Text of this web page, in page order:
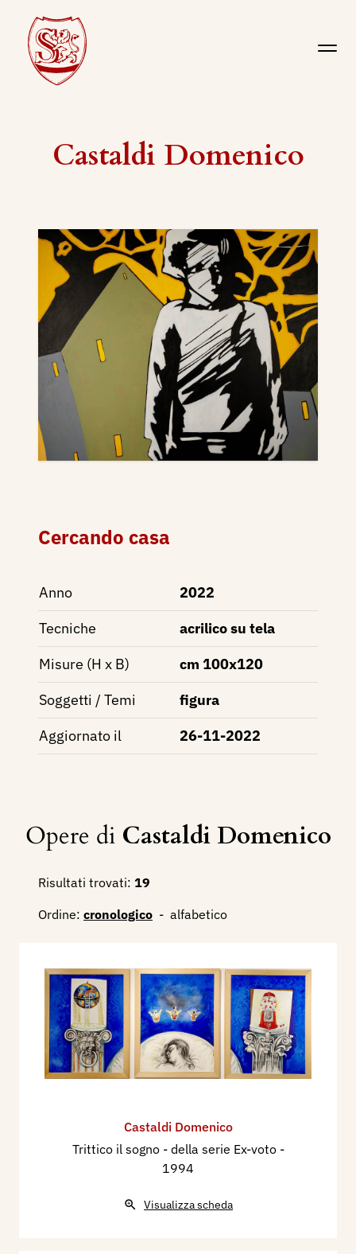
Castaldi Domenico
Cercando casa
Anno
2022
Tecniche
acrilico su tela
Misure (H x B)
cm 100x120
Soggetti / Temi
figura
Aggiornato il
26-11-2022
Opere di Castaldi Domenico
Risultati trovati: 19
Ordine: cronologico - alfabetico
Castaldi Domenico
Trittico il sogno - della serie Ex-voto -
1994
Visualizza scheda